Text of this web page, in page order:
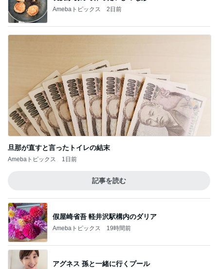
假屋崎省吾 軽井沢駅構内のダリア
アグネス 孫と一緒に行くプール
Amebaトピックス 1日前
買って大成功だった新しいリップ
Amebaトピックス 1日前
使い途を考える夏祭りくじの当たり
Amebaトピックス 1日前